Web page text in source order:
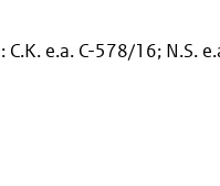
e.a. C-578/16; N.S.